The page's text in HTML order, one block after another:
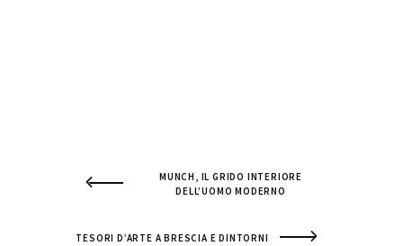
MUNCH, IL GRIDO INTERIORE
DELL’UOMO MODERNO
TESORI D’ARTE A BRESCIA E DINTORNI